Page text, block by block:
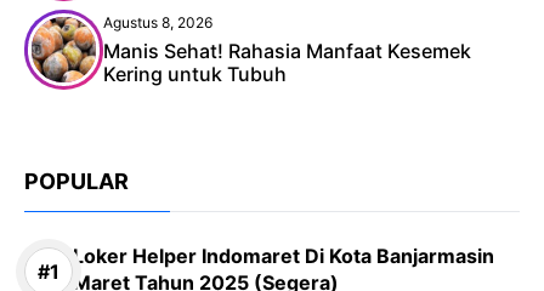
Agustus 8, 2026
Manis Sehat! Rahasia Manfaat Kesemek
Kering untuk Tubuh
POPULAR
Loker Helper Indomaret Di Kota Banjarmasin
Maret Tahun 2025 (Segera)